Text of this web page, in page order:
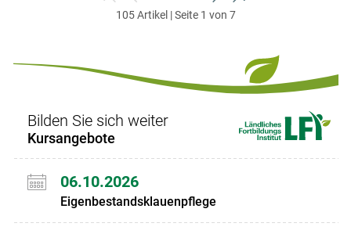
zum
ersten
zurück
zum
weiter
zum
zum
105 Artikel | Seite 1 von 7
Bilden Sie sich weiter
Kursangebote
06.10.2026
Eigenbestandsklauenpflege